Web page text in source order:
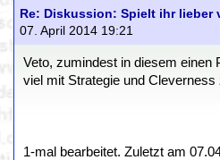
Re: Diskussion: Spielt ihr lieber
07. April 2014 19:21
Veto, zumindest in diesem einen
viel mit Strategie und Cleverness
1-mal bearbeitet. Zuletzt am